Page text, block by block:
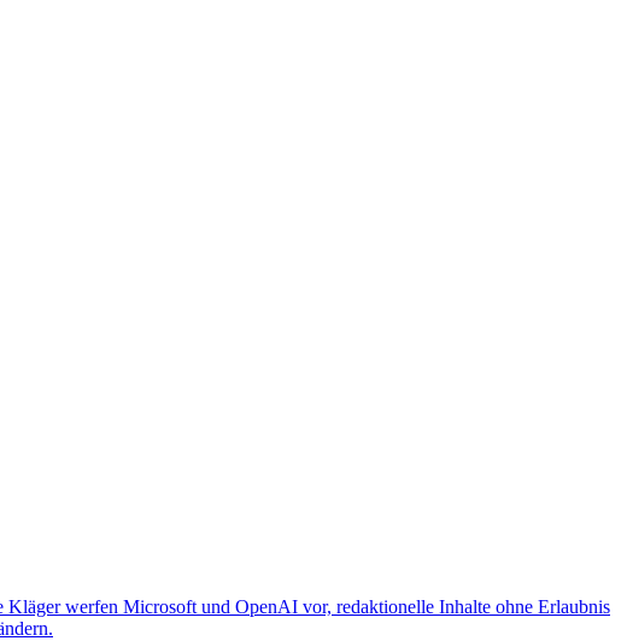
werfen Microsoft und OpenAI vor, redaktionelle Inhalte ohne Erlaubnis